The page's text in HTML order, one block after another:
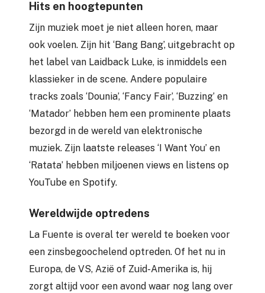
Hits en hoogtepunten
Zijn muziek moet je niet alleen horen, maar
ook voelen. Zijn hit ‘Bang Bang’, uitgebracht op
het label van Laidback Luke, is inmiddels een
klassieker in de scene. Andere populaire
tracks zoals ‘Dounia’, ‘Fancy Fair’, ‘Buzzing’ en
‘Matador’ hebben hem een prominente plaats
bezorgd in de wereld van elektronische
muziek. Zijn laatste releases ‘I Want You’ en
‘Ratata’ hebben miljoenen views en listens op
YouTube en Spotify.
Wereldwijde optredens
La Fuente is overal ter wereld te boeken voor
een zinsbegoochelend optreden. Of het nu in
Europa, de VS, Azië of Zuid-Amerika is, hij
zorgt altijd voor een avond waar nog lang over